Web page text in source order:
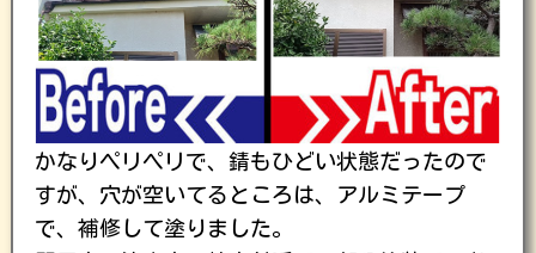
かなりペリペリで、錆もひどい状態だったので
すが、穴が空いてるところは、アルミテープ
で、補修して塗りました。